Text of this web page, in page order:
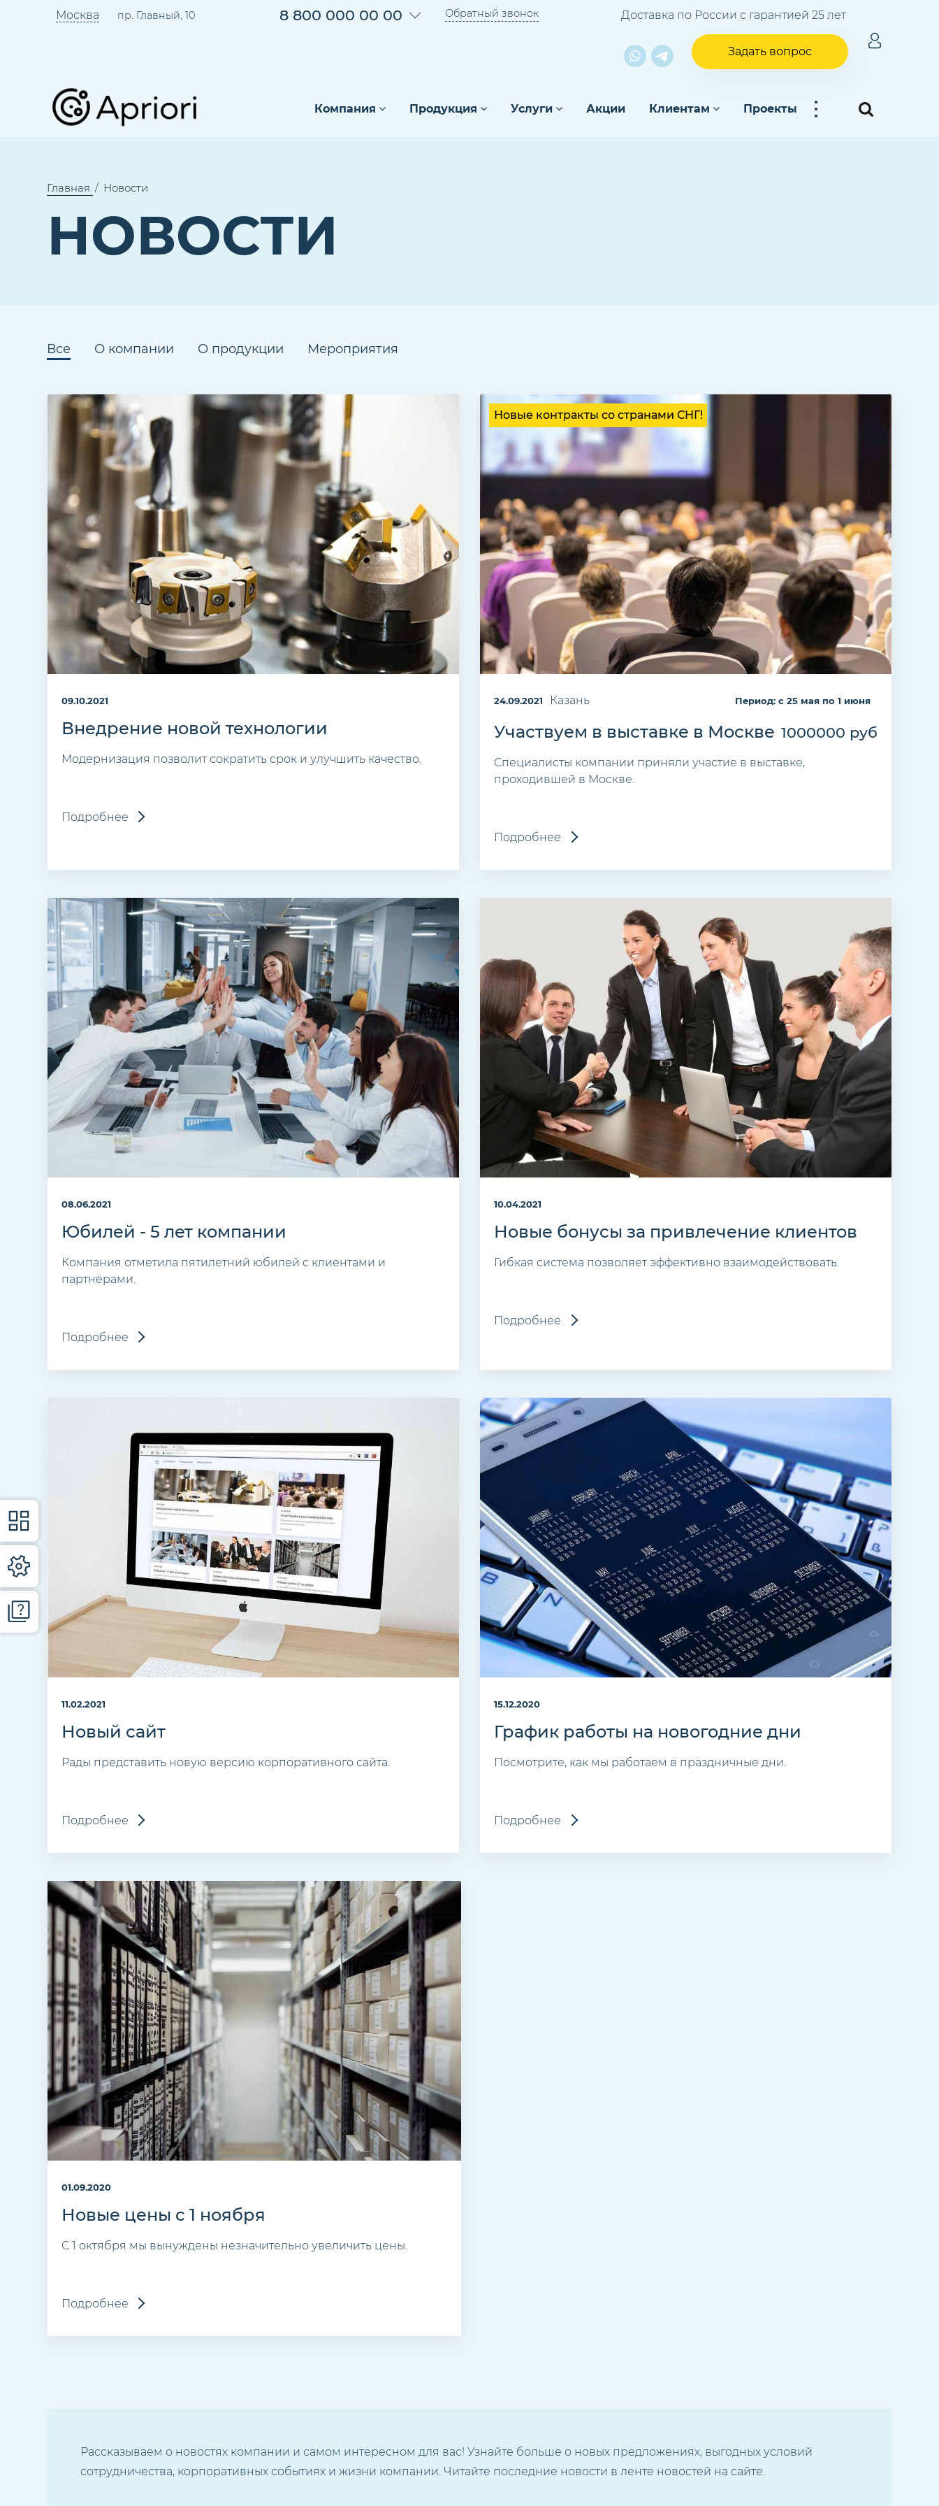
Москва пр. Главный, 10 8 800 000 00 00 Обратный звонок Доставка по России с гарантией 25 лет
Задать вопрос
Компания Продукция Услуги Акции Клиентам Проекты ...
Главная Новости
НОВОСТИ
Все О компании О продукции Мероприятия
09.10.2021
Внедрение новой технологии
Модернизация позволит сократить срок и улучшить качество.
Подробнее
Новые контракты со странами СНГ!
24.09.2021 Казань Период: c 25 мая по 1 июня
Участвуем в выставке в Москве 1000000 руб
Специалисты компании приняли участие в выставке,
проходившей в Москве.
Подробнее
08.06.2021
Юбилей - 5 лет компании
Компания отметила пятилетний юбилей с клиентами и
партнёрами.
Подробнее
10.04.2021
Новые бонусы за привлечение клиентов
Гибкая система позволяет эффективно взаимодействовать.
Подробнее
11.02.2021
Новый сайт
Рады представить новую версию корпоративного сайта.
Подробнее
15.12.2020
График работы на новогодние дни
Посмотрите, как мы работаем в праздничные дни.
Подробнее
01.09.2020
Новые цены с 1 ноября
С 1 октября мы вынуждены незначительно увеличить цены.
Подробнее
Рассказываем о новостях компании и самом интересном для вас! Узнайте больше о новых предложениях, выгодных условий
сотрудничества, корпоративных событиях и жизни компании. Читайте последние новости в ленте новостей на сайте.